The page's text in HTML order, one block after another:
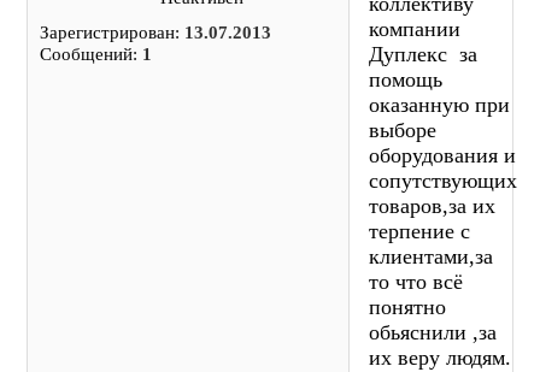
Зарегистрирован: 13.07.2013
Сообщений: 1
компании
Дуплекс за
помощь
оказанную при
выборе
оборудования и
сопутствующих
товаров,за их
терпение с
клиентами,за
то что всё
понятно
обьяснили ,за
их веру людям.